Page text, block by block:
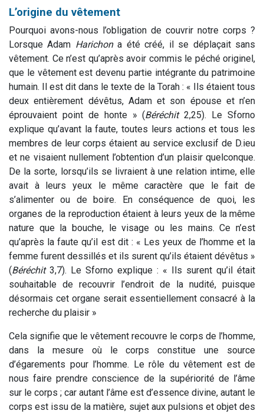
L’origine du vêtement
Pourquoi avons-nous l’obligation de couvrir notre corps ?
Lorsque Adam Harichona été créé, il se déplaçait sans
vêtement. Ce n’est qu’après avoir commis le péché originel,
que le vêtement est devenu partie intégrante du patrimoine
humain. Il est dit dans le texte de la Torah : « Ils étaient tous
deux entièrement dévêtus, Adam et son épouse et n’en
éprouvaient point de honte » (Béréchit2,25). Le Sforno
explique qu’avant la faute, toutes leurs actions et tous les
membres de leur corps étaient au service exclusif de D.ieu
et ne visaient nullement l’obtention d’un plaisir quelconque.
De la sorte, lorsqu’ils se livraient à une relation intime, elle
avait à leurs yeux le même caractère que le fait de
s’alimenter ou de boire. En conséquence de quoi, les
organes de la reproduction étaient à leurs yeux de la même
nature que la bouche, le visage ou les mains. Ce n’est
qu’après la faute qu’il est dit : « Les yeux de l’homme et la
femme furent dessillés et ils surent qu’ils étaient dévêtus »
(Béréchit3,7). Le Sforno explique : « Ils surent qu’il était
souhaitable de recouvrir l’endroit de la nudité, puisque
désormais cet organe serait essentiellement consacré à la
recherche du plaisir »
Cela signifie que le vêtement recouvre le corps de l’homme,
dans la mesure où le corps constitue une source
d’égarements pour l’homme. Le rôle du vêtement est de
nous faire prendre conscience de la supériorité de l’âme
sur le corps ; car autant l’âme est d’essence divine, autant le
corps est issu de la matière, sujet aux pulsions et objet des